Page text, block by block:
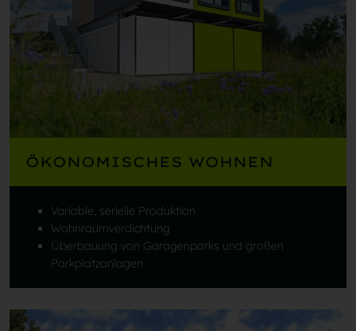
ÖKONOMISCHES WOHNEN
Variable, serielle Produktion
Wohnraumverdichtung
Überbauung von Garagenparks und großen
Parkplatzanlagen